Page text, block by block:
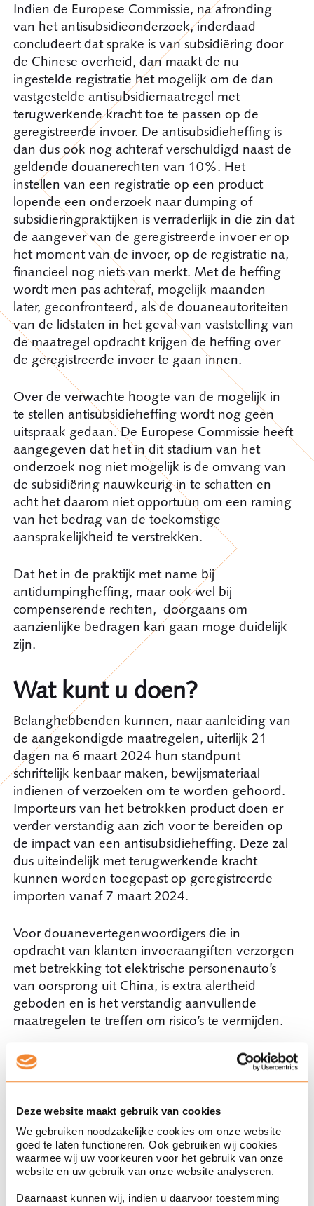
Deze website maakt gebruik van cookies
We gebruiken noodzakelijke cookies om onze website
goed te laten functioneren. Ook gebruiken wij cookies
waarmee wij uw voorkeuren voor het gebruik van onze
website en uw gebruik van onze website analyseren.
Daarnaast kunnen wij, indien u daarvoor toestemming
Indien de Europese Commissie, na afronding
van het antisubsidieonderzoek, inderdaad
concludeert dat sprake is van subsidiëring door
de Chinese overheid, dan maakt de nu
ingestelde registratie het mogelijk om de dan
vastgestelde antisubsidiemaatregel met
terugwerkende kracht toe te passen op de
geregistreerde invoer. De antisubsidieheffing is
dan dus ook nog achteraf verschuldigd naast de
geldende douanerechten van 10%. Het
instellen van een registratie op een product
lopende een onderzoek naar dumping of
subsidieringpraktijken is verraderlijk in die zin dat
de aangever van de geregistreerde invoer er op
het moment van de invoer, op de registratie na,
financieel nog niets van merkt. Met de heffing
wordt men pas achteraf, mogelijk maanden
later, geconfronteerd, als de douaneautoriteiten
van de lidstaten in het geval van vaststelling van
de maatregel opdracht krijgen de heffing over
de geregistreerde invoer te gaan innen.
Over de verwachte hoogte van de mogelijk in
te stellen antisubsidieheffing wordt nog geen
uitspraak gedaan. De Europese Commissie heeft
aangegeven dat het in dit stadium van het
onderzoek nog niet mogelijk is de omvang van
de subsidiëring nauwkeurig in te schatten en
acht het daarom niet opportuun om een raming
van het bedrag van de toekomstige
aansprakelijkheid te verstrekken.
Dat het in de praktijk met name bij
antidumpingheffing, maar ook wel bij
compenserende rechten, doorgaans om
aanzienlijke bedragen kan gaan moge duidelijk
zijn.
Wat kunt u doen?
Belanghebbenden kunnen, naar aanleiding van
de aangekondigde maatregelen, uiterlijk 21
dagen na 6 maart 2024 hun standpunt
schriftelijk kenbaar maken, bewijsmateriaal
indienen of verzoeken om te worden gehoord.
Importeurs van het betrokken product doen er
verder verstandig aan zich voor te bereiden op
de impact van een antisubsidieheffing. Deze zal
dus uiteindelijk met terugwerkende kracht
kunnen worden toegepast op geregistreerde
importen vanaf 7 maart 2024.
Voor douanevertegenwoordigers die in
opdracht van klanten invoeraangiften verzorgen
met betrekking tot elektrische personenauto’s
van oorsprong uit China, is extra alertheid
geboden en is het verstandig aanvullende
maatregelen te treffen om risico’s te vermijden.
Bij vragen kunt u contact
Mocht u naar aanleiding van bovenstaande
informatie vragen hebben, dan kunt u uiteraard
contact met ons opnemen (j.biermasz@ploum.nl
en/ofa.wolkers@ploum.nl). Ploum’s team
Douane, Handel en Logistiek adviseert